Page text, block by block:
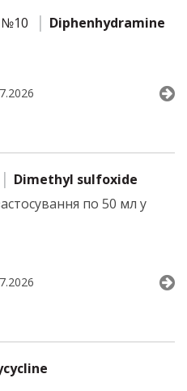
Diphenhydramine
Dimethyl sulfoxide
по 50 мл у